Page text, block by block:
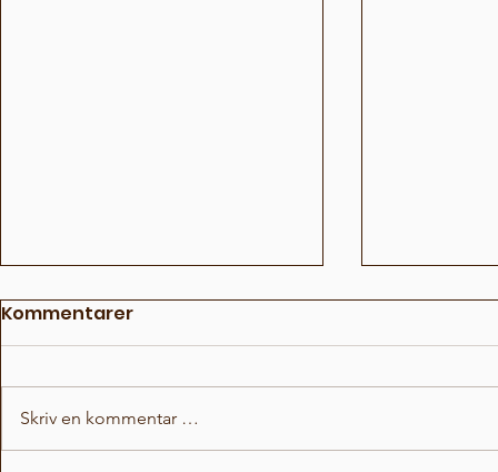
Kommentarer
Skriv en kommentar …